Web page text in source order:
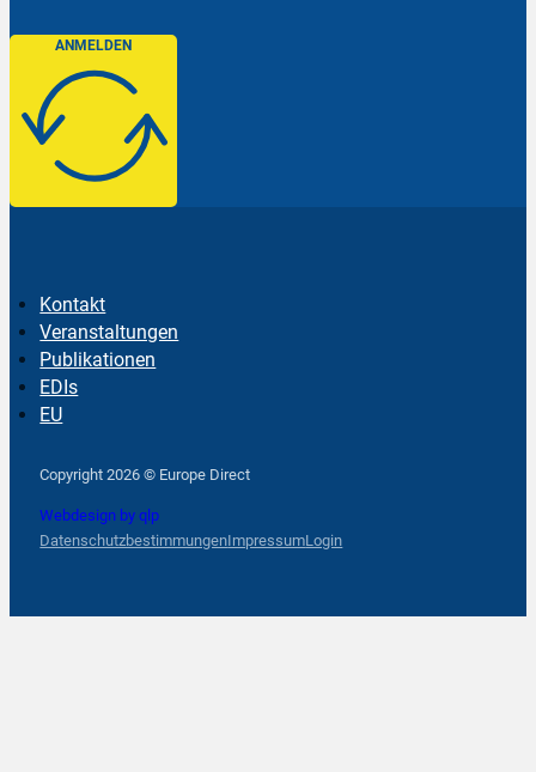
ANMELDEN
Kontakt
Veranstaltungen
Publikationen
EDIs
EU
Copyright 2026 © Europe Direct
Webdesign by qlp
DatenschutzbestimmungenImpressumLogin